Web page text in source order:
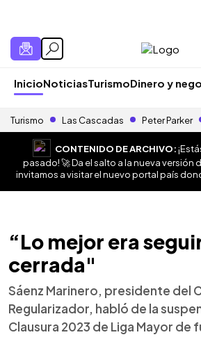
InicioNoticiasTurismoDinero y
Turismo Las Cascadas Peter Parker
CONTENIDO DE ARCHIVO:
pasado! 🚀 Da el salto a la nueva versión
invitamos a visitar el nuevo portal país
“Lo mejor era
cerrada"
Sáenz Marinero, presidente del
Regularizador, habló de la
Clausura 2023 de Liga Mayor de